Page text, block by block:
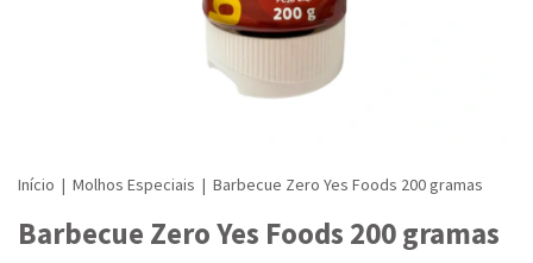
Início | Molhos Especiais | Barbecue Zero Yes Foods 200 gramas
Barbecue Zero Yes Foods 200 gramas